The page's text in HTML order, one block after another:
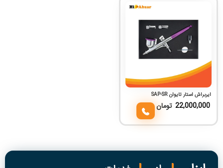
ایربراش استار تایوان SAP-SR
22,000,000 تومان